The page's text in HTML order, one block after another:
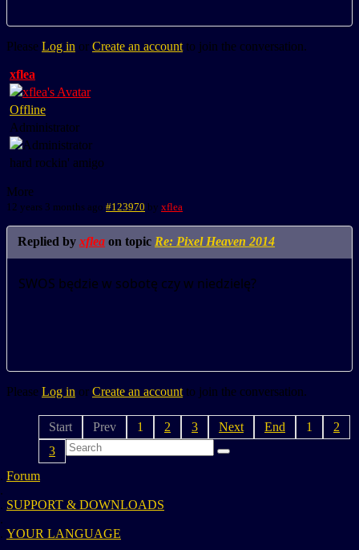
Please Log in or Create an account to join the conversation.
xflea
Offline
Administrator
hard rockin' amigo
More
12 years 3 months ago #123970 by xflea
Replied by xflea on topic Re: Pixel Heaven 2014
SWOS będzie w sobotę czy w niedzielę?
Please Log in or Create an account to join the conversation.
Start Prev 1 2 3 Next End 1
2
3
Forum
SUPPORT & DOWNLOADS
YOUR LANGUAGE